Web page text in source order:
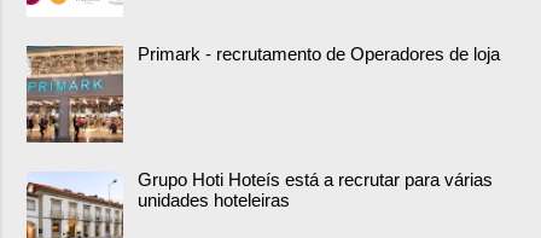
Primark - recrutamento de Operadores de loja
Grupo Hoti Hoteís está a recrutar para várias
unidades hoteleiras